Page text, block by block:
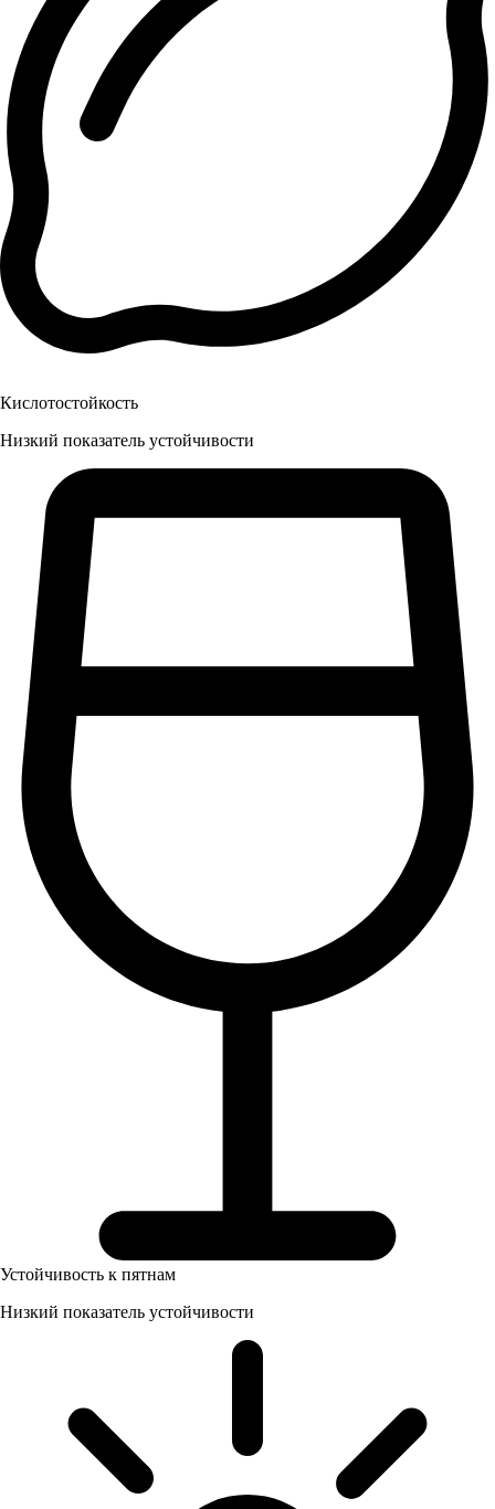
Кислотостойкость
Низкий показатель устойчивости
Устойчивость к пятнам
Низкий показатель устойчивости